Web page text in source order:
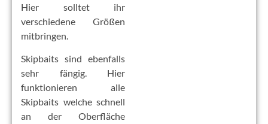
Hier solltet ihr
verschiedene Größen
mitbringen.
Skipbaits sind ebenfalls
sehr fängig. Hier
funktionieren alle
Skipbaits welche schnell
an der Oberfläche